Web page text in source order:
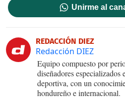
Unirme al
REDACCIÓN DIEZ
Redacción DIEZ
Equipo compuesto por
diseñadores especializados
deportiva, con un
hondureño e internacional.